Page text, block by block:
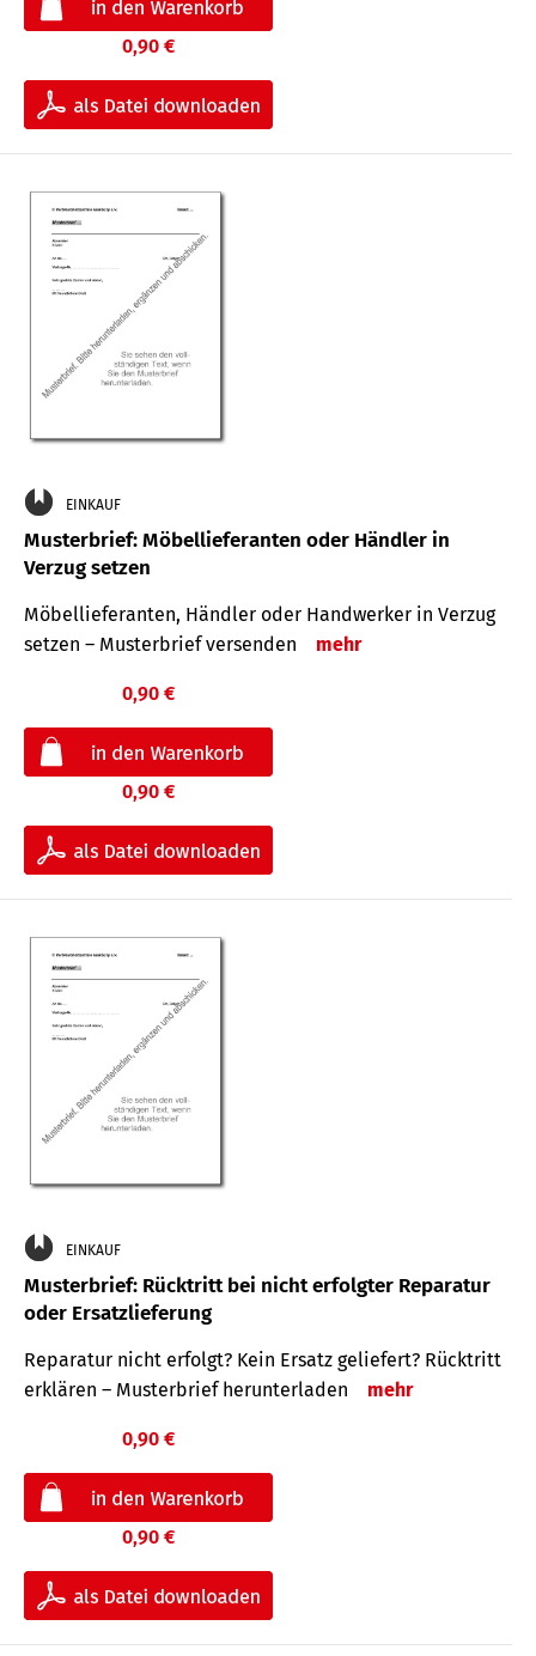
0,90 €
EINKAUF
Musterbrief: Möbellieferanten oder Händler in
Verzug setzen
Möbellieferanten, Händler oder Handwerker in Verzug
setzen – Musterbrief versenden
mehr
0,90 €
0,90 €
EINKAUF
Musterbrief: Rücktritt bei nicht erfolgter Reparatur
oder Ersatzlieferung
Reparatur nicht erfolgt? Kein Ersatz geliefert? Rücktritt
erklären – Musterbrief herunterladen
mehr
0,90 €
0,90 €